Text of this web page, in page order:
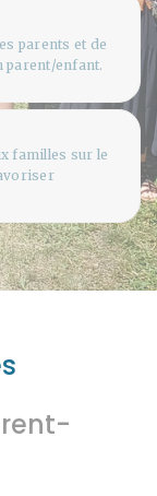
parents et de
parent/enfant.
familles sur le